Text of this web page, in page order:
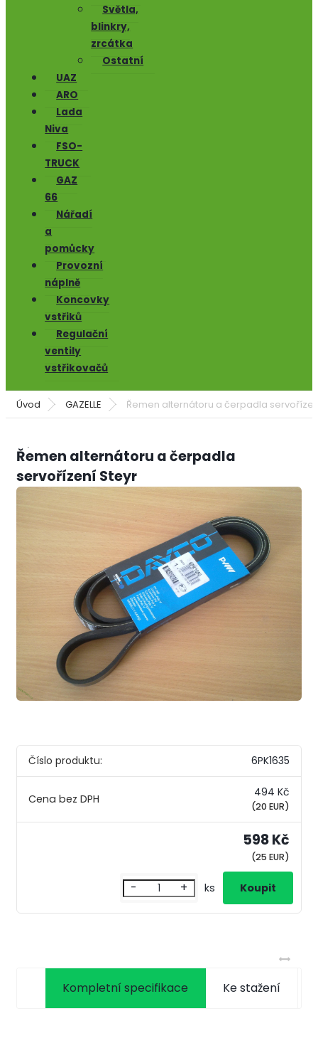
Světla,
blinkry,
zrcátka
Ostatní
UAZ
ARO
Lada
Niva
FSO-
TRUCK
GAZ
66
Nářadí
a
pomůcky
Provozní
náplně
Koncovky
vstřiků
Regulační
ventily
vstřikovačů
Úvod GAZELLE Řemen alternátoru a čerpadla
Řemen alternátoru a čerpadla
servořízení Steyr
Číslo produktu: 6PK1635
494 Kč
(20 EUR)
598 Kč
(25 EUR)
- + ks
Kompletní specifikace Ke stažení